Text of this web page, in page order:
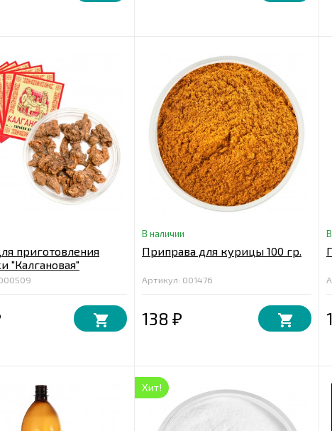
приготовления
"Калгановая"
В наличии
Приправа для курицы 100 гр.
Артикул: 001476
138 ₽
Хит!